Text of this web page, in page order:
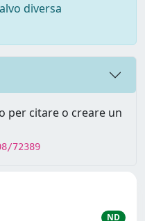
diversa
per citare o creare un
72389
ND